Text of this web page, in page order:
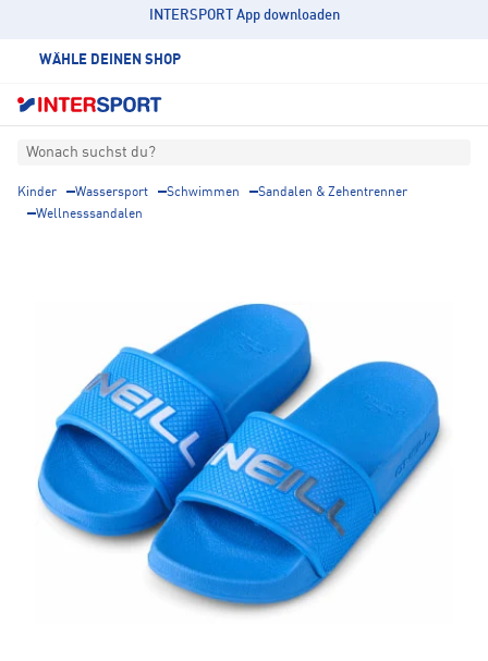
INTERSPORT App downloaden
WÄHLE DEINEN SHOP
Wonach suchst du?
Kinder Wassersport Schwimmen
Sandalen & Zehentrenner
Wellnesssandalen